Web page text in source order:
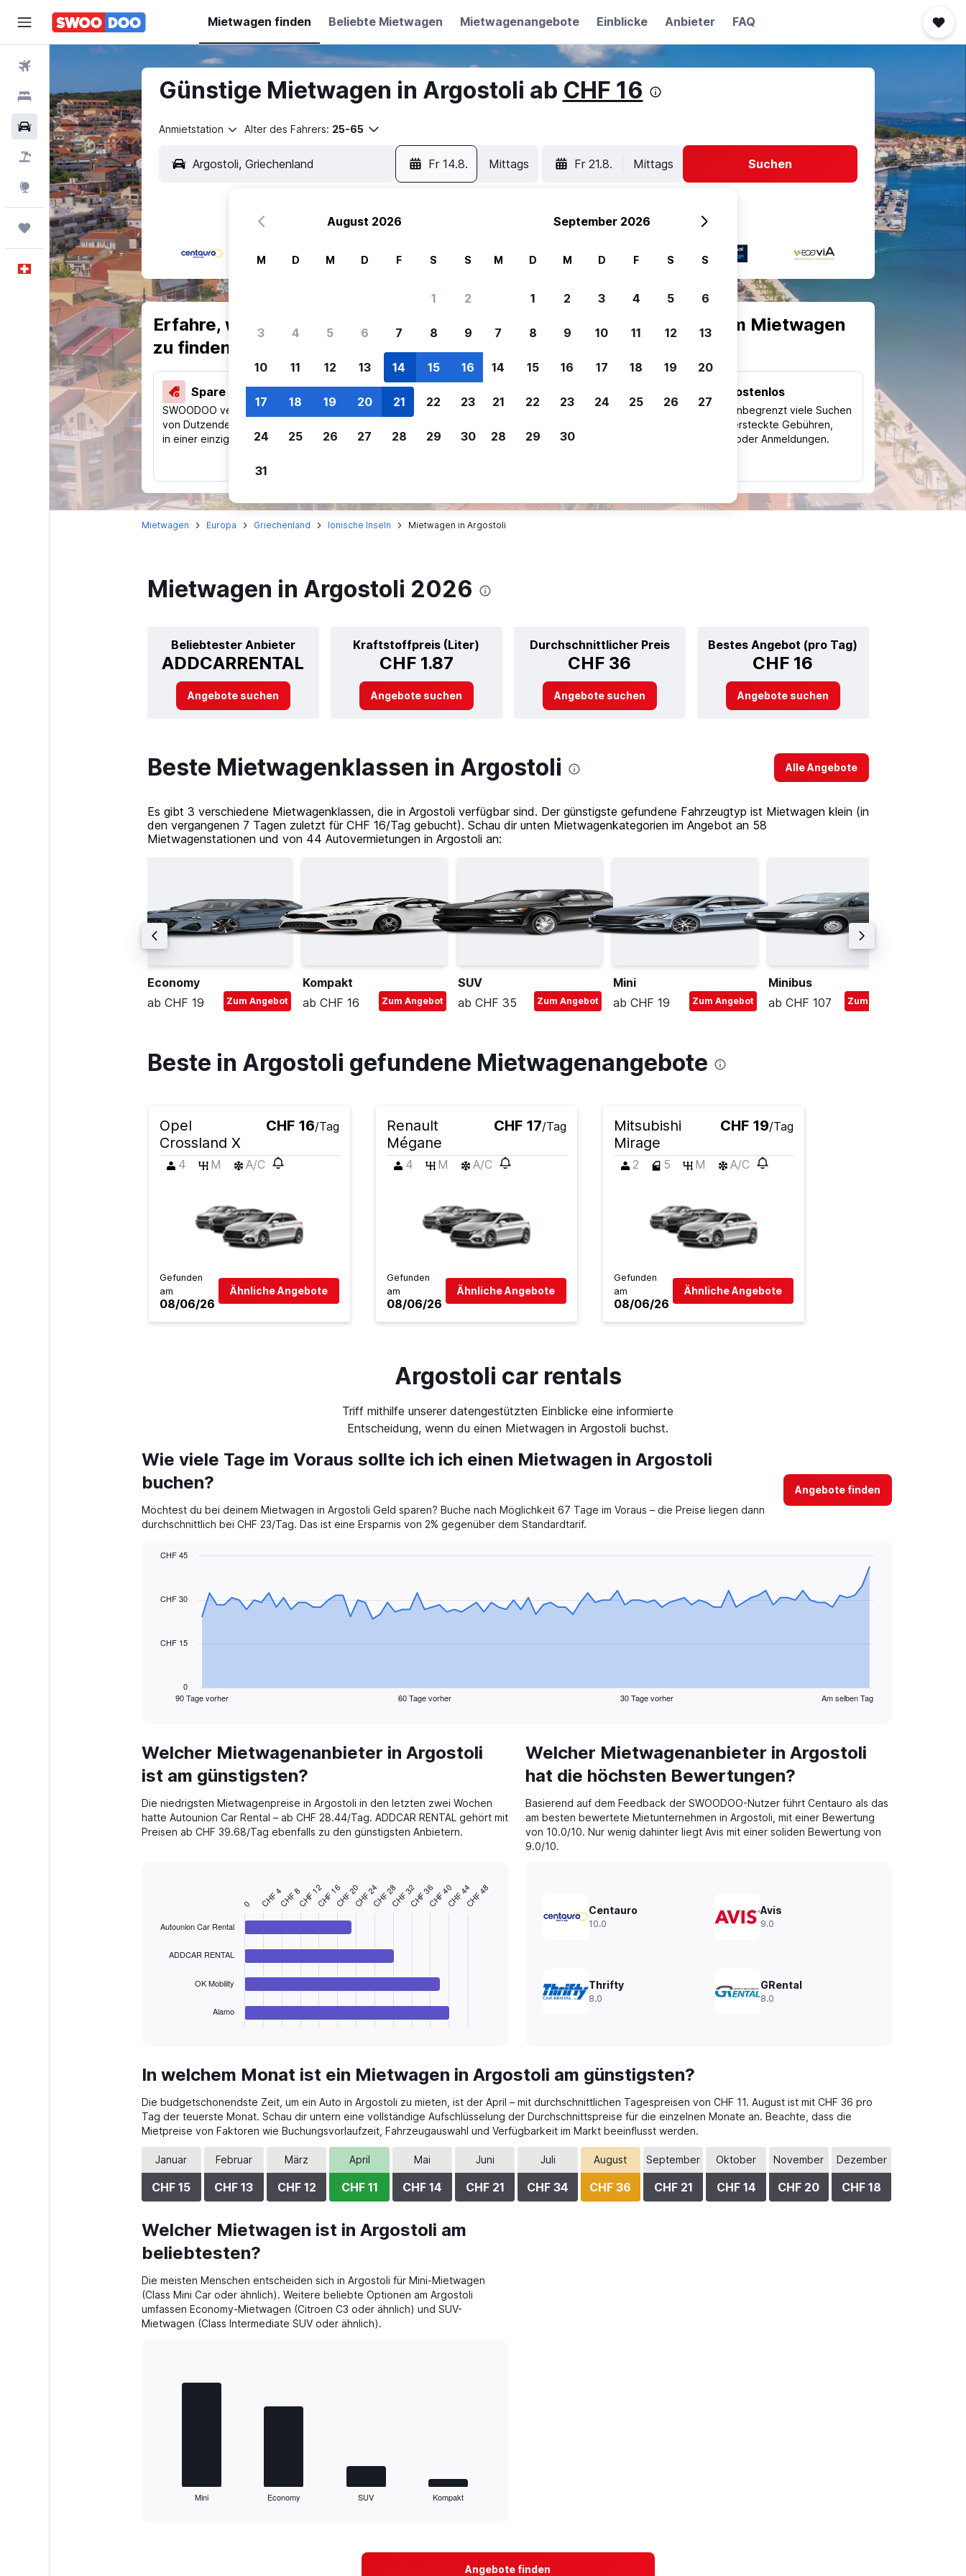
Mietwagen finden Beliebte Mietwagen Mietwagenangebote Einblicke Anbieter FAQ
Hotels
Mietwagen
Pauschalreisen
FERIEN
Explore
Trips
Deutsch
Günstige Mietwagen in Argostoli ab CHF 16
Anmietstation Alter des Fahrers: 25-65
Fr 14.8. Mittags Fr 21.8. Mittags Suchen
Erfahre, warum unsere Reisenden sich für SWOODOO entscheiden, um Mietwagen
zu finden.
Spare 40 % und mehr
SWOODOO vergleicht Preise
von Dutzenden Reise-Websites
in einer einzigen Suche.
Preisalarm
Lass dich benachrichtigen,
um kein tolles Angebot zu
Anpassung von Trips
Mietwagenergebnisse nach
Kostenlos
Nutze unbegrenzt viele Suchen
ohne versteckte Gebühren,
Kosten oder Anmeldungen.
Mietwagen Europa Griechenland Ionische Inseln Mietwagen in Argostoli
Mietwagen in Argostoli 2026
Beliebtester Anbieter
ADDCARRENTAL
Kraftstoffpreis (Liter)
CHF 1.87
Durchschnittlicher Preis
CHF 36
Bestes Angebot (pro Tag)
CHF 16
Angebote suchen Angebote suchen Angebote suchen Angebote suchen
Beste Mietwagenklassen in Argostoli Alle Angebote
Es gibt 3 verschiedene Mietwagenklassen, die in Argostoli verfügbar sind. Der günstigste gefundene Fahrzeugtyp ist Mietwagen klein (in
den vergangenen 7 Tagen zuletzt für CHF 16/Tag gebucht). Schau dir unten Mietwagenkategorien im Angebot an 58
Mietwagenstationen und von 44 Autovermietungen in Argostoli an:
Economy
ab CHF 19
Zum Angebot
Kompakt
ab CHF 16
Zum Angebot
SUV
ab CHF 35
Zum Angebot
Mini
ab CHF 19
Zum Angebot
Minibus
ab CHF 107
Zum Angebot
Beste in Argostoli gefundene Mietwagenangebote
Opel
Crossland X
CHF 16/Tag
4 M A/C
Gefunden
am
08/06/26
Ähnliche Angebote
Renault
Mégane
CHF 17/Tag
4 M A/C
Gefunden
am
08/06/26
Ähnliche Angebote
Mitsubishi
Mirage
CHF 19/Tag
2 5 M A/C
Gefunden
am
08/06/26
Ähnliche Angebote
Argostoli car rentals
Triff mithilfe unserer datengestützten Einblicke eine informierte
Entscheidung, wenn du einen Mietwagen in Argostoli buchst.
Wie viele Tage im Voraus sollte ich ich einen Mietwagen in Argostoli
buchen?
Möchtest du bei deinem Mietwagen in Argostoli Geld sparen? Buche nach Möglichkeit 67 Tage im Voraus – die Preise liegen dann
durchschnittlich bei CHF 23/Tag. Das ist eine Ersparnis von 2% gegenüber dem Standardtarif.
Angebote finden
data
The
Range:
91
categories.
chart
has
1
to
90 Tage vorher 60 Tage vorher 30 Tage vorher Am selben Tag
0
CHF 15
CHF 30
CHF 45
Welcher Mietwagenanbieter in Argostoli
ist am günstigsten?
Die niedrigsten Mietwagenpreise in Argostoli in den letzten zwei Wochen
hatte Autounion Car Rental – ab CHF 28.44/Tag. ADDCAR RENTAL gehört mit
Preisen ab CHF 39.68/Tag ebenfalls zu den günstigsten Anbietern.
Range:
categories.
The
chart
has
1
Y
axis
displaying
Range:
0
to
Autounion Car Rental
ADDCAR RENTAL
OK Mobility
Alamo
0 CHF 4CHF 8CHF 12CHF 16CHF 20CHF 24CHF 28CHF 32CHF 36CHF 40CHF 44CHF 48
Welcher Mietwagenanbieter in Argostoli
hat die höchsten Bewertungen?
Basierend auf dem Feedback der SWOODOO-Nutzer führt Centauro als das
am besten bewertete Mietunternehmen in Argostoli, mit einer Bewertung
von 10.0/10. Nur wenig dahinter liegt Avis mit einer soliden Bewertung von
9.0/10.
Centauro
10.0
Avis
9.0
Thrifty
8.0
GRental
8.0
In welchem Monat ist ein Mietwagen in Argostoli am günstigsten?
Die budgetschonendste Zeit, um ein Auto in Argostoli zu mieten, ist der April – mit durchschnittlichen Tagespreisen von CHF 11. August ist mit CHF 36 pro
Tag der teuerste Monat. Schau dir untern eine vollständige Aufschlüsselung der Durchschnittspreise für die einzelnen Monate an. Beachte, dass die
Mietpreise von Faktoren wie Buchungsvorlaufzeit, Fahrzeugauswahl und Verfügbarkeit im Markt beeinflusst werden.
Januar
CHF 15
Februar
CHF 13
März
CHF 12
April
CHF 11
Mai
CHF 14
Juni
CHF 21
Juli
CHF 34
August
CHF 36
September
CHF 21
Oktober
CHF 14
November
CHF 20
Dezember
CHF 18
Welcher Mietwagen ist in Argostoli am
beliebtesten?
Die meisten Menschen entscheiden sich in Argostoli für Mini-Mietwagen
(Class Mini Car oder ähnlich). Weitere beliebte Optionen am Argostoli
umfassen Economy-Mietwagen (Citroen C3 oder ähnlich) und SUV-
Mietwagen (Class Intermediate SUV oder ähnlich).
Mini Economy SUV Kompakt
Angebote finden
August 2026
M D M D F S S
1 2
3 4 5 6 7 8 9
10 11 12 13 14 15 16
17 18 19 20 21 22 23
24 25 26 27 28 29 30
31
September 2026
M D M D F S S
1 2 3 4 5 6
7 8 9 10 11 12 13
14 15 16 17 18 19 20
21 22 23 24 25 26 27
28 29 30